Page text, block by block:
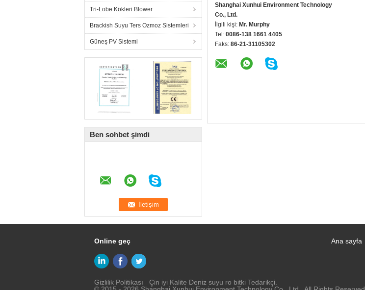
Tri-Lobe Kökleri Blower
Brackish Suyu Ters Ozmoz Sistemleri
Güneş PV Sistemi
Ben sohbet şimdi
Shanghai Xunhui Environment Technology
Co., Ltd.
İlgili kişi: Mr. Murphy
Tel: 0086-138 1661 4405
Faks: 86-21-31105302
Online geç Ana sayfa
Gizlilik Politikası
Çin iyi Kalite Deniz suyu ro bitki Tedarikçi.